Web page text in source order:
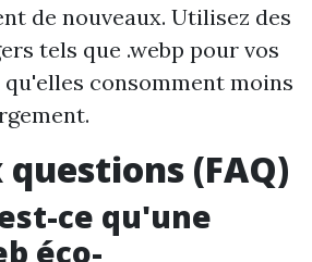
de nouveaux. Utilisez des
tels que .webp pour vos
qu'elles consomment moins
(FAQ)
ce qu'une
éco-